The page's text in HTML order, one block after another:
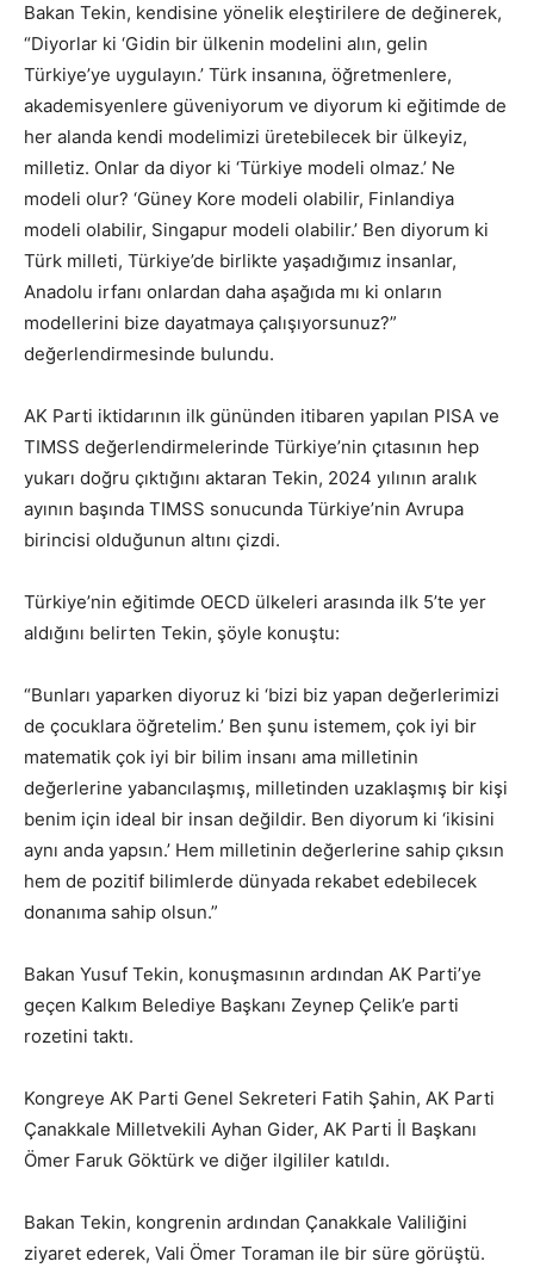
Bakan Tekin, kendisine yönelik eleştirilere de değinerek,
“Diyorlar ki ‘Gidin bir ülkenin modelini alın, gelin
Türkiye’ye uygulayın.’ Türk insanına, öğretmenlere,
akademisyenlere güveniyorum ve diyorum ki eğitimde de
her alanda kendi modelimizi üretebilecek bir ülkeyiz,
milletiz. Onlar da diyor ki ‘Türkiye modeli olmaz.’ Ne
modeli olur? ‘Güney Kore modeli olabilir, Finlandiya
modeli olabilir, Singapur modeli olabilir.’ Ben diyorum ki
Türk milleti, Türkiye’de birlikte yaşadığımız insanlar,
Anadolu irfanı onlardan daha aşağıda mı ki onların
modellerini bize dayatmaya çalışıyorsunuz?”
değerlendirmesinde bulundu.
AK Parti iktidarının ilk gününden itibaren yapılan PISA ve
TIMSS değerlendirmelerinde Türkiye’nin çıtasının hep
yukarı doğru çıktığını aktaran Tekin, 2024 yılının aralık
ayının başında TIMSS sonucunda Türkiye’nin Avrupa
birincisi olduğunun altını çizdi.
Türkiye’nin eğitimde OECD ülkeleri arasında ilk 5’te yer
aldığını belirten Tekin, şöyle konuştu:
“Bunları yaparken diyoruz ki ‘bizi biz yapan değerlerimizi
de çocuklara öğretelim.’ Ben şunu istemem, çok iyi bir
matematik çok iyi bir bilim insanı ama milletinin
değerlerine yabancılaşmış, milletinden uzaklaşmış bir kişi
benim için ideal bir insan değildir. Ben diyorum ki ‘ikisini
aynı anda yapsın.’ Hem milletinin değerlerine sahip çıksın
hem de pozitif bilimlerde dünyada rekabet edebilecek
donanıma sahip olsun.”
Bakan Yusuf Tekin, konuşmasının ardından AK Parti’ye
geçen Kalkım Belediye Başkanı Zeynep Çelik’e parti
rozetini taktı.
Kongreye AK Parti Genel Sekreteri Fatih Şahin, AK Parti
Çanakkale Milletvekili Ayhan Gider, AK Parti İl Başkanı
Ömer Faruk Göktürk ve diğer ilgililer katıldı.
Bakan Tekin, kongrenin ardından Çanakkale Valiliğini
ziyaret ederek, Vali Ömer Toraman ile bir süre görüştü.